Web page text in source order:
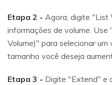
Etapa 2 - Agora, digite "List
informações de volume. Use
Volume)" para selecionar um
tamanho você deseja
Etapa 3 - Digite "Extend" e